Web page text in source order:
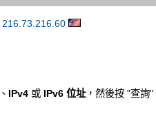
216.73.216.60
、 IPv4 或 IPv6 位址，然後按 "查詢"